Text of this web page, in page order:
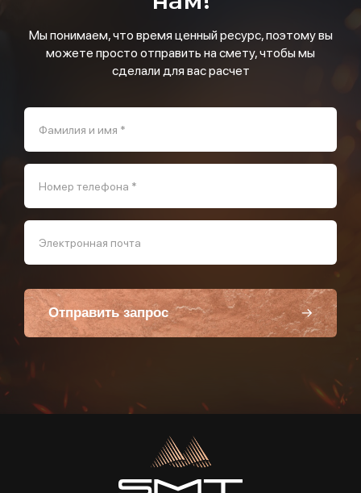
Мы понимаем, что время ценный ресурс, поэтому вы
можете просто отправить на смету, чтобы мы
сделали для вас расчет
Фамилия и имя *
Номер телефона *
Электронная почта
Отправить запрос
Пользуясь данной формой вы соглашаетесь с политикой компании